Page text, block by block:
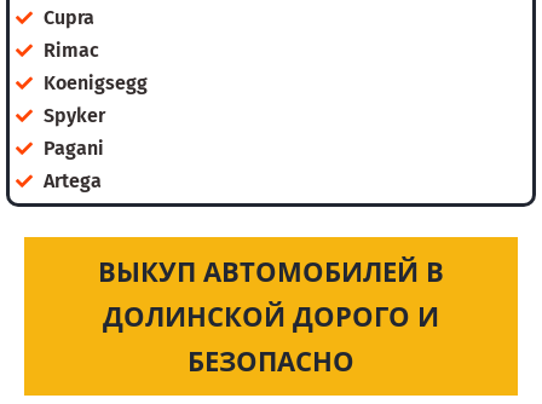
Cupra
Rimac
Koenigsegg
Spyker
Pagani
Artega
ВЫКУП АВТОМОБИЛЕЙ В
ДОЛИНСКОЙ ДОРОГО И
БЕЗОПАСНО